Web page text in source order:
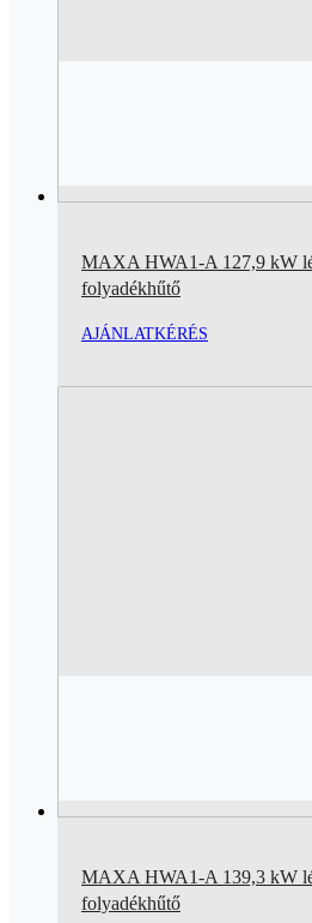
MAXA HWA1-A 127,9 kW
folyadékhűtő
AJÁNLATKÉRÉS
MAXA HWA1-A 139,3 kW
folyadékhűtő